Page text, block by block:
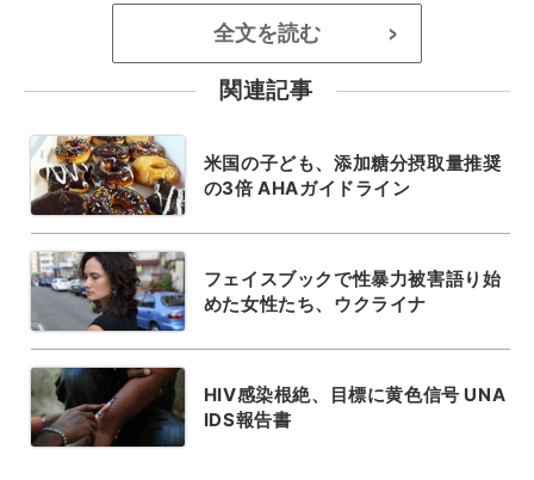
全文を読む >
関連記事
米国の子ども、添加糖分摂取量推奨
の3倍 AHAガイドライン
フェイスブックで性暴力被害語り始
めた女性たち、ウクライナ
HIV感染根絶、目標に黄色信号 UNA
IDS報告書